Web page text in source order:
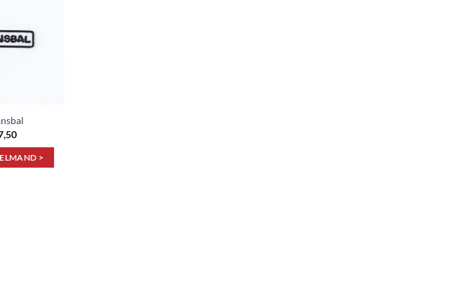
aan
verlanglijst
>